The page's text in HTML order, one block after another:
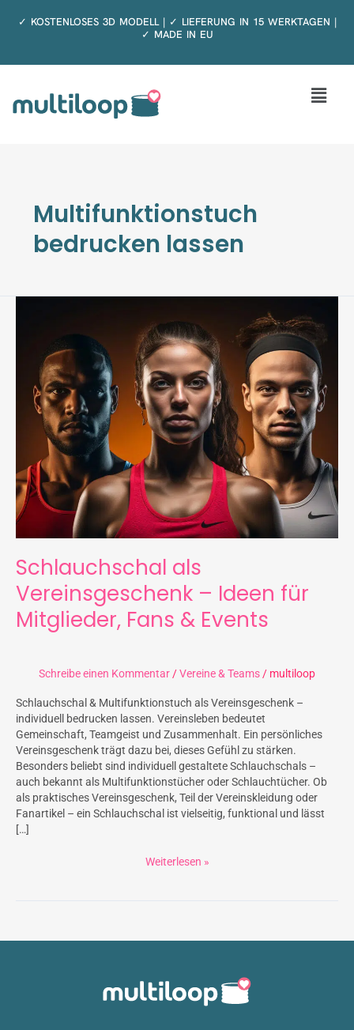
Inhalt✓ KOSTENLOSES 3D MODELL | ✓ LIEFERUNG IN 15 WERKTAGEN |
✓ MADE IN EU
Menü
Multifunktionstuch
bedrucken lassen
Schlauchschal als
Vereinsgeschenk – Ideen für
Mitglieder, Fans & Events
Schreibe einen Kommentar /Vereine & Teams / multiloop
Schlauchschal & Multifunktionstuch als Vereinsgeschenk –
individuell bedrucken lassen. Vereinsleben bedeutet
Gemeinschaft, Teamgeist und Zusammenhalt. Ein persönliches
Vereinsgeschenk trägt dazu bei, dieses Gefühl zu stärken.
Besonders beliebt sind individuell gestaltete Schlauchschals –
auch bekannt als Multifunktionstücher oder Schlauchtücher. Ob
als praktisches Vereinsgeschenk, Teil der Vereinskleidung oder
Fanartikel – ein Schlauchschal ist vielseitig, funktional und lässt
[…]
Vereinsgeschenk
–
Ideen
für
Mitglieder,
Fans
&
Events
Weiterlesen »